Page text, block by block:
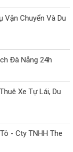
Vận Chuyển Và Du
Đà Nẵng 24h
Xe Tự Lái, Du
- Cty TNHH The